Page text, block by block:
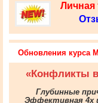
Личная
Обновления курса
«Конфликты
Глубинные
Эффективная 4х